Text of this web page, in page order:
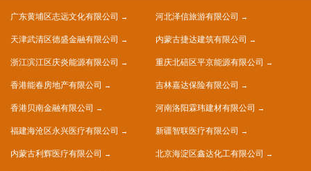
广东黄埔区志远文化有限公司 河北泽信旅游有限公司
天津武清区德盛金融有限公司 内蒙古捷达建筑有限公司
浙江滨江区庆炎能源有限公司 重庆北碚区平京能源有限公司
香港能春房地产有限公司 吉林嘉达保险有限公司
香港贝南金融有限公司 河南洛阳霖玮建材有限公司
福建海沧区永兴医疗有限公司 新疆智联医疗有限公司
内蒙古利辉医疗有限公司 北京海淀区鑫达化工有限公司